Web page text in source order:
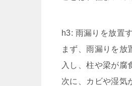
h3: 雨漏りを放置
まず、雨漏りを放
入し、柱や梁が腐
次に、カビや湿気